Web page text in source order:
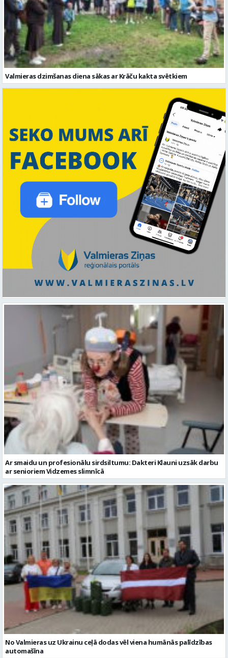
Valmieras dzimšanas diena sākas ar Krāču kakta svētkiem
Ar smaidu un profesionālu sirdsiltumu: Dakteri Klauni uzsāk darbu
ar senioriem Vidzemes slimnīcā
No Valmieras uz Ukrainu ceļā dodas vēl viena humānās palīdzības
automašīna